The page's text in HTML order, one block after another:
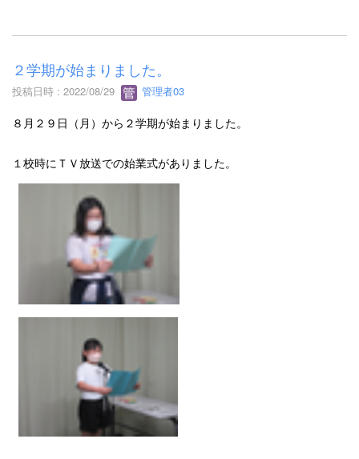
２学期が始まりました。
投稿日時 : 2022/08/29 管理者03
８月２９日（月）から２学期が始まりました。
１校時にＴＶ放送での始業式がありました。